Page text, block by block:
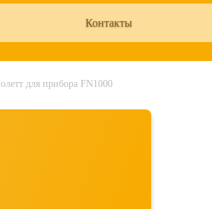
Контакты
для прибора FN1000